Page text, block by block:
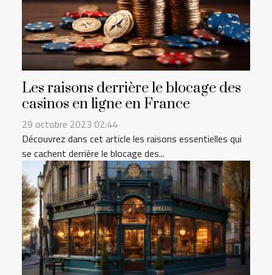
Les raisons derrière le blocage des
casinos en ligne en France
29 octobre 2023 02:44
Découvrez dans cet article les raisons essentielles qui
se cachent derrière le blocage des...